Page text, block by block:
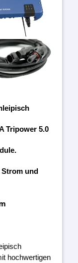
Tripower 5.0
Strom und
hochwertigen